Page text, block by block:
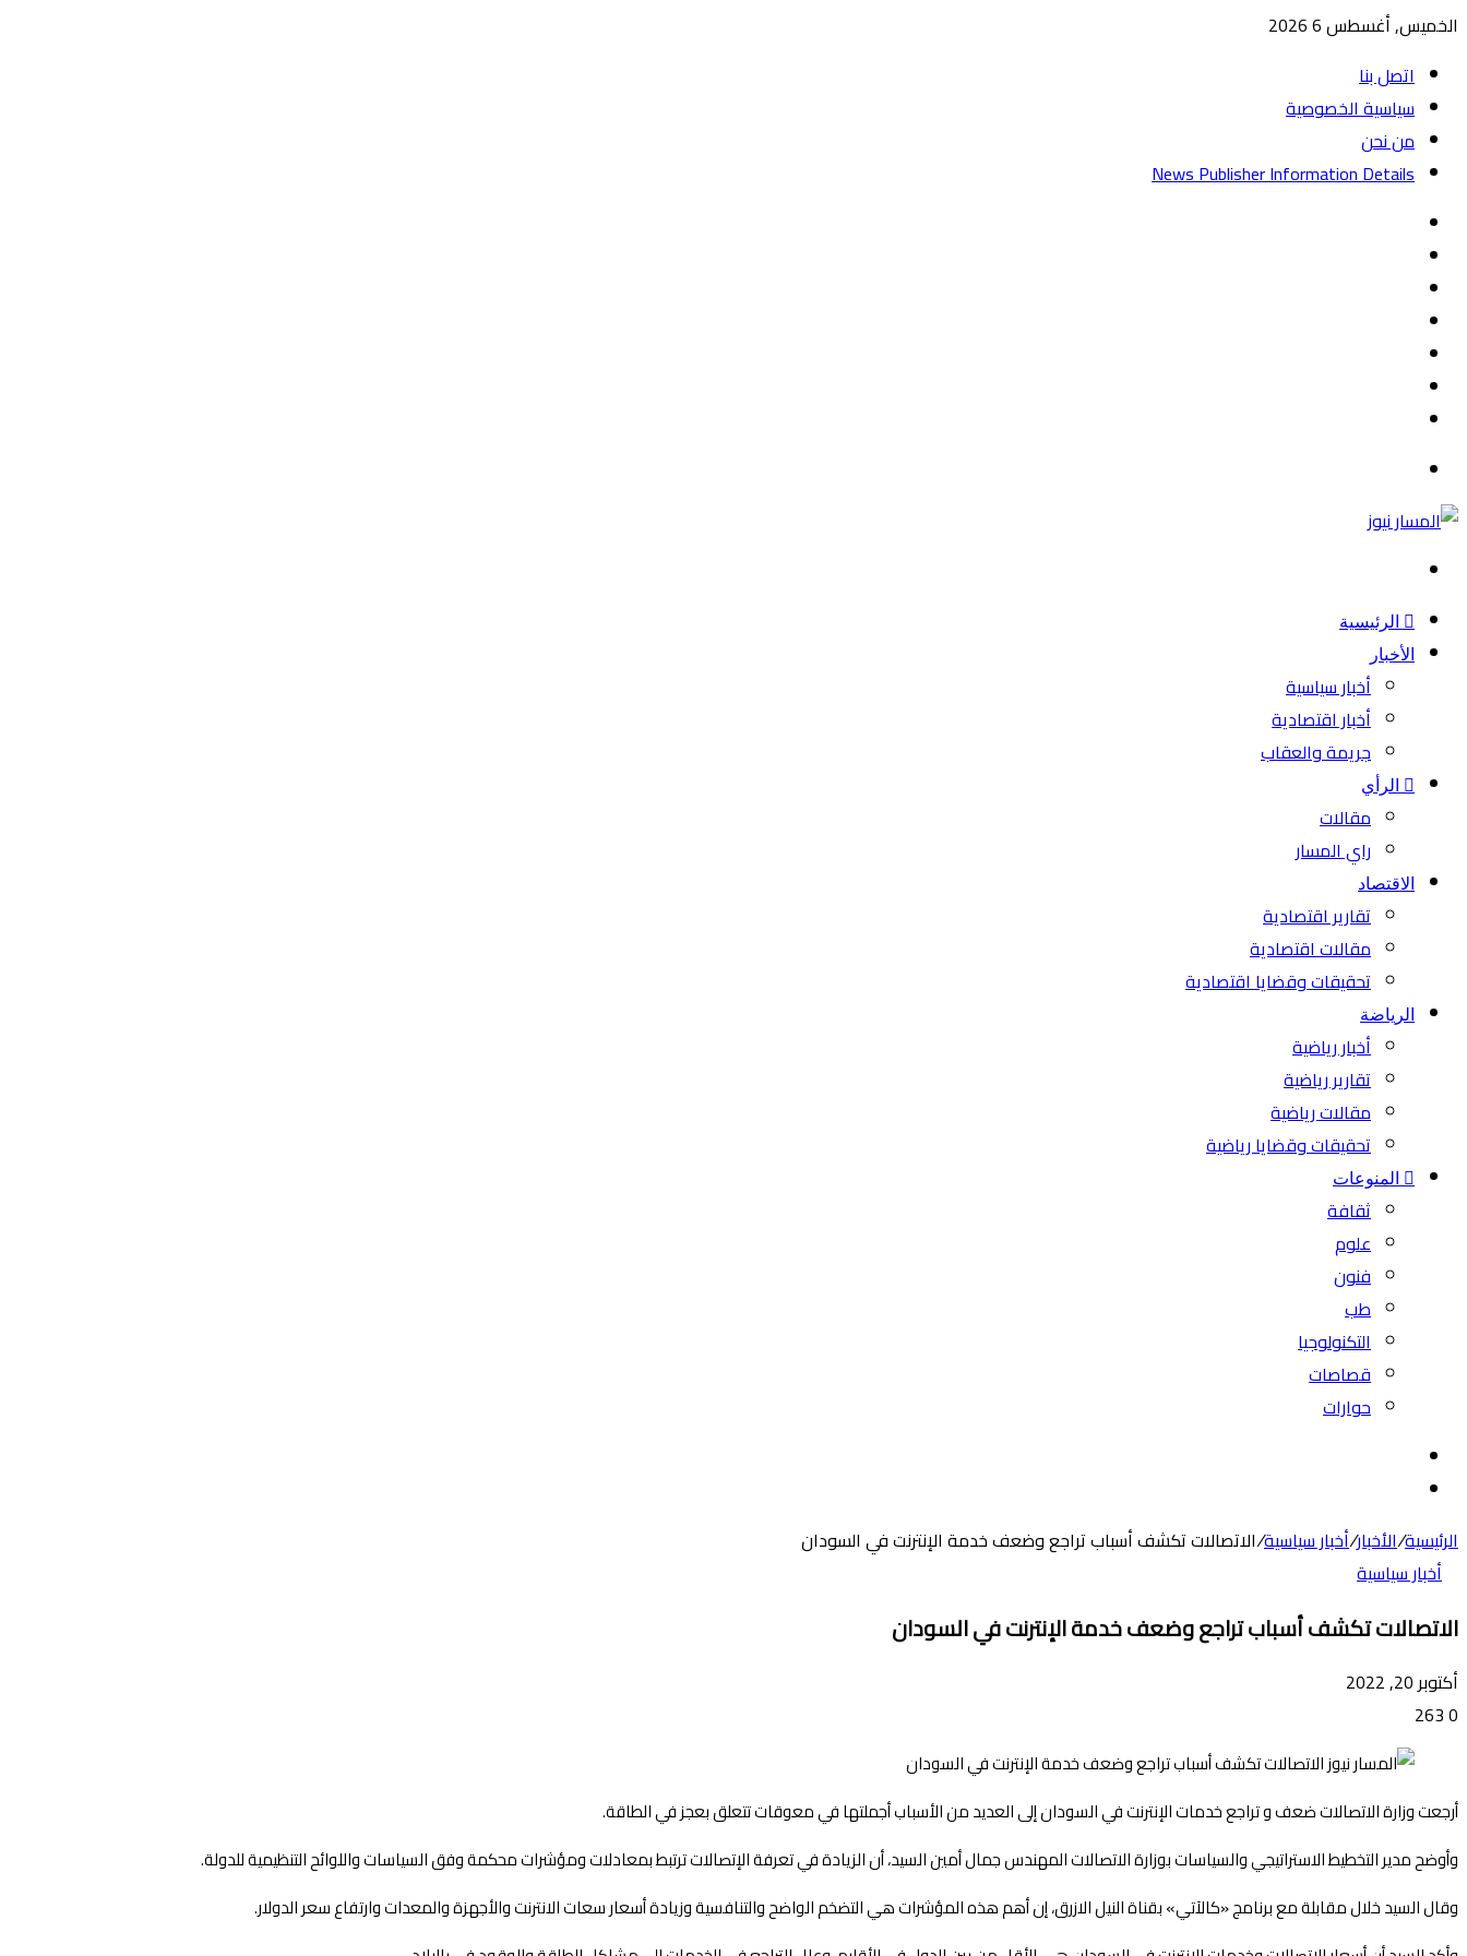
الخميس, أغسطس 6 2026
اتصل بنا
سياسية الخصوصية
من نحن
News Publisher Information Details
الرئيسية
الأخبار
أخبار سياسية
أخبار اقتصادية
جريمة والعقاب
الرأي
مقالات
راي المسار
الاقتصاد
تقارير اقتصادية
مقالات اقتصادية
تحقيقات وقضايا اقتصادية
الرياضة
أخبار رياضية
تقارير رياضية
مقالات رياضية
تحقيقات وقضايا رياضية
المنوعات
ثقافة
علوم
فنون
طب
التكنولوجيا
قصاصات
حوارات
الرئيسية/الأخبار/أخبار سياسية/الاتصالات تكشف أسباب تراجع وضعف خدمة الإنترنت في السودان
أخبار سياسية
الاتصالات تكشف أسباب تراجع وضعف خدمة الإنترنت في السودان
أكتوبر 20, 2022
0
أرجعت وزارة الاتصالات ضعف و تراجع خدمات الإنترنت في السودان إلى العديد من الأسباب أجملتها في معوقات تتعلق بعجز في الطاقة.
وأوضح مدير التخطيط الاستراتيجي والسياسات بوزارة الاتصالات المهندس جمال أمين السيد، أن الزيادة في تعرفة الإتصالات ترتبط بمعادلات ومؤشرات محكمة وفق السياسات واللوائح التنظيمية للدولة.
وقال السيد خلال مقابلة مع برنامج «كالآتي» بقناة النيل الازرق، إن أهم هذه المؤشرات هي التضخم الواضح والتنافسية وزيادة أسعار سعات الانترنت والأجهزة والمعدات وارتفاع سعر الدولار.